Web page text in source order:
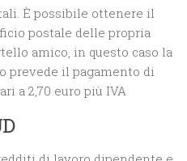
È possibile ottenere il
postale delle propria
amico, in questo caso la
prevede il pagamento di
a 2,70 euro più IVA